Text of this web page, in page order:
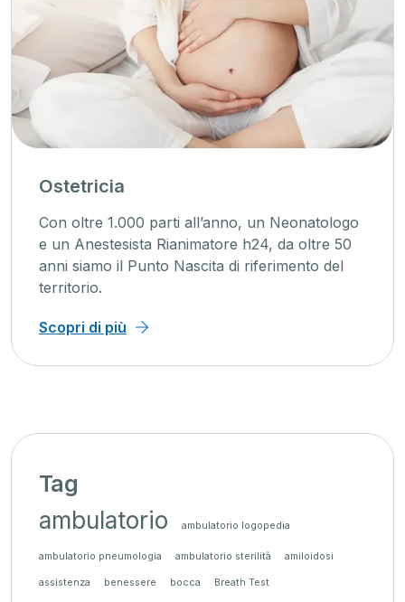
Ostetricia
Con oltre 1.000 parti all’anno, un Neonatologo
e un Anestesista Rianimatore h24, da oltre 50
anni siamo il Punto Nascita di riferimento del
territorio.
Scopri di più
Tag
ambulatorio ambulatorio logopedia
ambulatorio pneumologia ambulatorio sterilità amiloidosi
assistenza benessere bocca Breath Test